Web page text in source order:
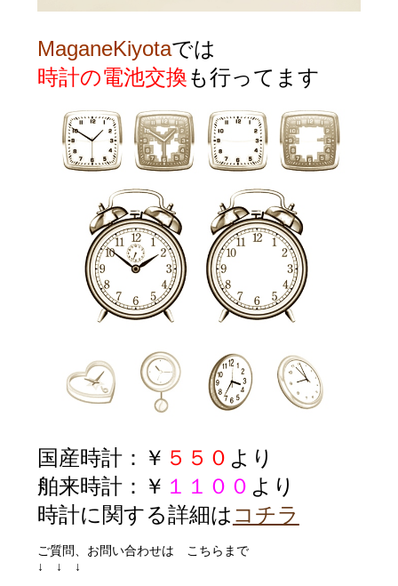
MaganeKiyotaでは
時計の電池交換も行ってます
国産時計：￥ ５５０ より
舶来時計：￥ １１００ より
時計に関する詳細は コチラ
ご質問、お問い合わせは こちらまで
↓ ↓ ↓